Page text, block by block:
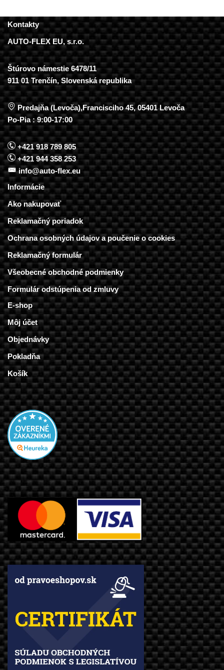
Kontakty
AUTO-FLEX EU, s.r.o.
Štúrovo námestie 6478/11
911 01 Trenčín, Slovenská republika
Predajňa (Levoča),Francisciho 45, 05401 Levoča
Po-Pia : 9:00-17:00
+421 918 789 805
+421 944 358 253
info@auto-flex.eu
Informácie
Ako nakupovať
Reklamačný poriadok
Ochrana osobných údajov a poučenie o cookies
Reklamačný formulár
Všeobecné obchodné podmienky
Formulár odstúpenia od zmluvy
E-shop
Môj účet
Objednávky
Pokladňa
Košík